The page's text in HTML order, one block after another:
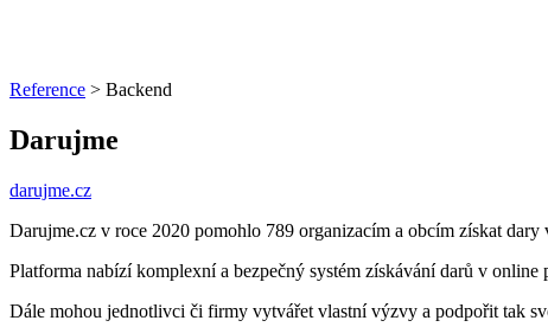
Reference > Backend
Darujme
darujme.cz
Darujme.cz v roce 2020 pomohlo 789 organizacím a obcím získat
Platforma nabízí komplexní a bezpečný systém získávání darů v
Dále mohou jednotlivci či firmy vytvářet vlastní výzvy a podpořit tak